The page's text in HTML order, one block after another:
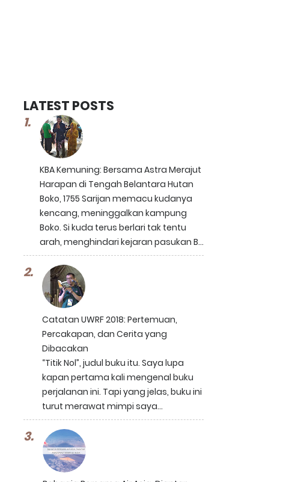
LATEST POSTS
KBA Kemuning: Bersama Astra Merajut
Harapan di Tengah Belantara Hutan
Boko, 1755 Sarijan memacu kudanya
kencang, meninggalkan kampung
Boko. Si kuda terus berlari tak tentu
arah, menghindari kejaran pasukan B...
Catatan UWRF 2018: Pertemuan,
Percakapan, dan Cerita yang
Dibacakan
“Titik Nol”, judul buku itu. Saya lupa
kapan pertama kali mengenal buku
perjalanan ini. Tapi yang jelas, buku ini
turut merawat mimpi saya...